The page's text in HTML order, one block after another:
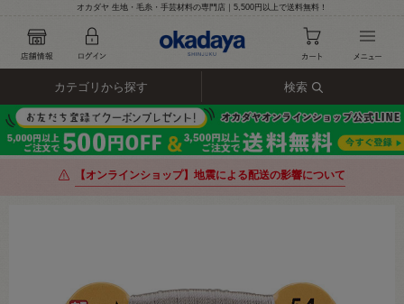
オカダヤ 生地・毛糸・手芸材料の専門店｜5,500円以上で送料無料！
カテゴリから探す 検索
【オンラインショップ】地震による配送の影響について